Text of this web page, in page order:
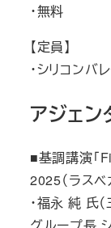
・無料
【定員】
・シリコンバ
アジェン
■基調講演「
2025（ラスベ
・福永 純 氏